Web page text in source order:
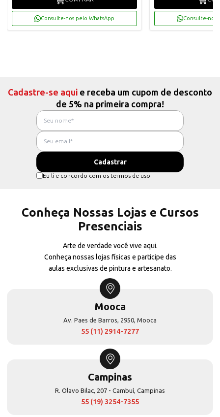
Consulte-nos pelo WhatsApp Consulte-nos
Cadastre-se aqui e receba um cupom de desconto
de 5% na primeira compra!
Eu li e concordo com os termos de uso
Conheça Nossas Lojas e Cursos
Presenciais
Arte de verdade você vive aqui.
Conheça nossas lojas físicas e participe das
aulas exclusivas de pintura e artesanato.
Mooca
Av. Paes de Barros, 2950, Mooca
55 (11) 2914-7277
Campinas
R. Olavo Bilac, 207 - Cambuí, Campinas
55 (19) 3254-7355